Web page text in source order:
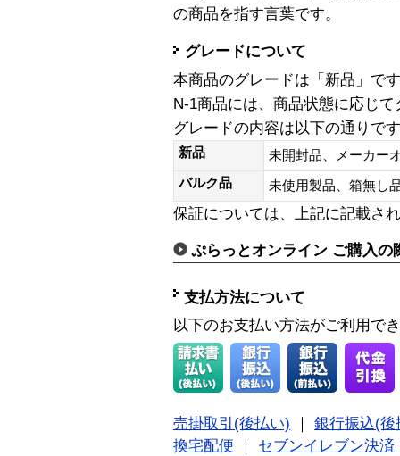
の商品を指す言葉です。
グレードについて
本商品のグレードは「新品」です
N-1商品には、商品状態に応じ
グレードの内容は以下の通りで
新品
未開封品、メーカー
バルク品
未使用製品、箱無
保証については、上記に記載さ
ぷらっとオンライン ご購入の
支払方法について
以下のお支払い方法がご利用で
売掛取引(後払い)
銀行振込(後
換宅配便
セブンイレブン決済